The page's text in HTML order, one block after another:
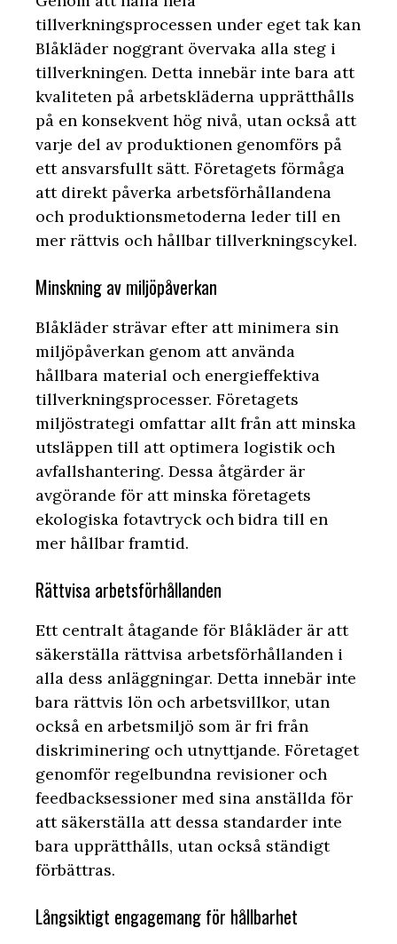
tillverkningsprocessen under eget tak kan
Blåkläder noggrant övervaka alla steg i
tillverkningen. Detta innebär inte bara att
kvaliteten på arbetskläderna upprätthålls
på en konsekvent hög nivå, utan också att
varje del av produktionen genomförs på
ett ansvarsfullt sätt. Företagets förmåga
att direkt påverka arbetsförhållandena
och produktionsmetoderna leder till en
mer rättvis och hållbar tillverkningscykel.
Minskning av miljöpåverkan
Blåkläder strävar efter att minimera sin
miljöpåverkan genom att använda
hållbara material och energieffektiva
tillverkningsprocesser. Företagets
miljöstrategi omfattar allt från att minska
utsläppen till att optimera logistik och
avfallshantering. Dessa åtgärder är
avgörande för att minska företagets
ekologiska fotavtryck och bidra till en
mer hållbar framtid.
Rättvisa arbetsförhållanden
Ett centralt åtagande för Blåkläder är att
säkerställa rättvisa arbetsförhållanden i
alla dess anläggningar. Detta innebär inte
bara rättvis lön och arbetsvillkor, utan
också en arbetsmiljö som är fri från
diskriminering och utnyttjande. Företaget
genomför regelbundna revisioner och
feedbacksessioner med sina anställda för
att säkerställa att dessa standarder inte
bara upprätthålls, utan också ständigt
förbättras.
Långsiktigt engagemang för hållbarhet